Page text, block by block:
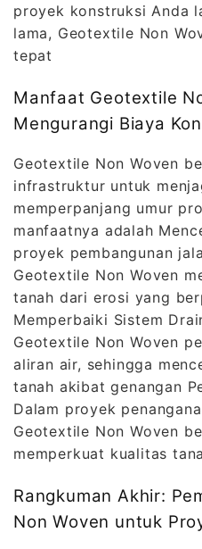
proyek konstruksi Anda
lama, Geotextile Non
tepat
Manfaat Geotextile
Mengurangi Biaya
Geotextile Non Woven
infrastruktur untuk
memperpanjang umur
manfaatnya adalah
proyek pembangunan
Geotextile Non Woven
tanah dari erosi yang
Memperbaiki Sistem
Geotextile Non Woven
aliran air, sehingga
tanah akibat genangan
Dalam proyek
Geotextile Non Woven
memperkuat kualitas
Rangkuman Akhir:
Non Woven untuk